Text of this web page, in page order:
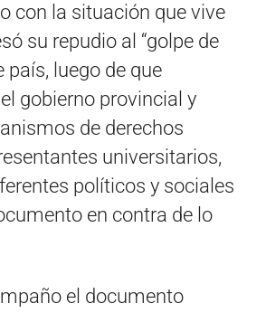
con la situación que vive
su repudio al “golpe de
país, luego de que
gobierno provincial y
de derechos
universitarios,
políticos y sociales
en contra de lo
el documento